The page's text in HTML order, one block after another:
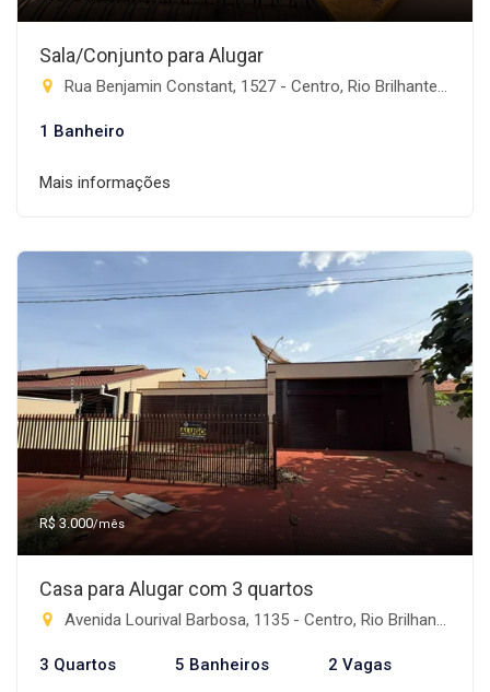
Sala/Conjunto para Alugar
Rua Benjamin Constant, 1527 - Centro, Rio Brilhante-MS
1 Banheiro
Mais informações
R$ 3.000/mês
Casa para Alugar com 3 quartos
Avenida Lourival Barbosa, 1135 - Centro, Rio Brilhante-MS
3 Quartos 5 Banheiros 2 Vagas